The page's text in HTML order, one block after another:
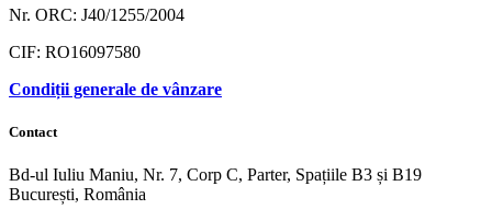
Nr. ORC: J40/1255/2004
CIF: RO16097580
Condiții generale de vânzare
Contact
Bd-ul Iuliu Maniu, Nr. 7, Corp C, Parter, Spațiile B3 și B19
București, România